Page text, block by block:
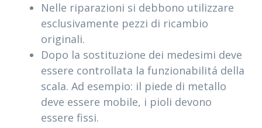
Nelle riparazioni si debbono utilizzare
esclusivamente pezzi di ricambio
originali.
Dopo la sostituzione dei medesimi deve
essere controllata la funzionabilitá della
scala. Ad esempio: il piede di metallo
deve essere mobile, i pioli devono
essere fissi.